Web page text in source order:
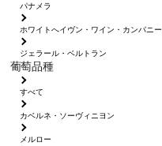
パナメラ
ホワイトへイヴン・ワイン・カンパニー
ジェラール・ベルトラン
葡萄品種
すべて
カベルネ・ソーヴィニヨン
メルロー